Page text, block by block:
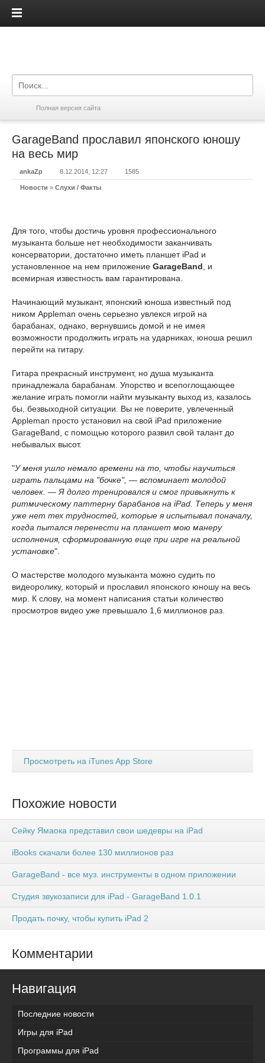
iPadis.ru
Полная версия сайта
GarageBand прославил японского юношу
на весь мир
ankaZp 8.12.2014, 12:27 1585
Новости » Слухи / Факты
Для того, чтобы достичь уровня профессионального
музыканта больше нет необходимости заканчивать
консерватории, достаточно иметь планшет iPad и
установленное на нем приложение GarageBand , и
всемирная известность вам гарантирована.
Начинающий музыкант, японский юноша известный под
ником Appleman очень серьезно увлекся игрой на
барабанах, однако, вернувшись домой и не имея
возможности продолжить играть на ударниках, юноша решил
перейти на гитару.
Гитара прекрасный инструмент, но душа музыканта
принадлежала барабанам. Упорство и всепоглощающее
желание играть помогли найти музыканту выход из, казалось
бы, безвыходной ситуации. Вы не поверите, увлеченный
Appleman просто установил на свой iPad приложение
GarageBand, с помощью которого развил свой талант до
небывалых высот.
"У меня ушло немало времени на то, чтобы научиться
играть пальцами на "бочке", — вспоминает молодой
человек. — Я долго тренировался и смог привыкнуть к
ритмическому паттерну барабанов на iPad. Теперь у меня
уже нет тех трудностей, которые я испытывал поначалу,
когда пытался перенести на планшет мою манеру
исполнения, сформированную еще при игре на реальной
установке".
О мастерстве молодого музыканта можно судить по
видеоролику, который и прославил японского юношу на весь
мир. К слову, на момент написания статьи количество
просмотров видео уже превышало 1,6 миллионов раз.
Просмотреть на iTunes App Store
Похожие новости
Сейку Ямаока представил свои шедевры на iPad
iBooks скачали более 130 миллионов раз
GarageBand - все муз. инструменты в одном приложении
Студия звукозаписи для iPad - GarageBand 1.0.1
Продать почку, чтобы купить iPad 2
Комментарии
Навигация
Последние новости
Игры для iPad
Программы для iPad